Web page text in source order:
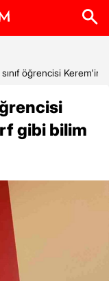
öğrencisi Kerem'in
gibi bilim